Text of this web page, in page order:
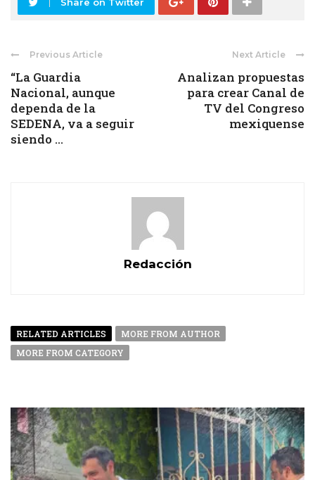
Share on Twitter
Previous Article
“La Guardia
Nacional, aunque
dependa de la
SEDENA, va a seguir
siendo ...
Next Article
Analizan propuestas
para crear Canal de
TV del Congreso
mexiquense
Redacción
RELATED ARTICLES
MORE FROM AUTHOR
MORE FROM CATEGORY